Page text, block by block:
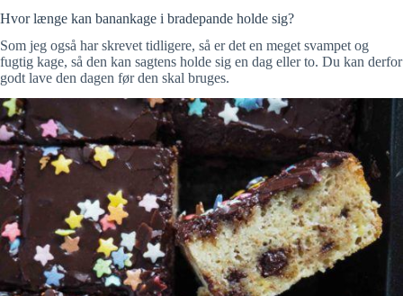
Hvor længe kan banankage i bradepande holde sig?
Som jeg også har skrevet tidligere, så er det en meget svampet og
fugtig kage, så den kan sagtens holde sig en dag eller to. Du kan derfor
godt lave den dagen før den skal bruges.